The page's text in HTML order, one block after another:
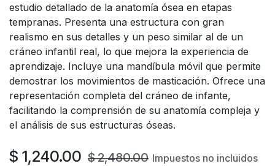
estudio detallado de la anatomía ósea en etapas
tempranas. Presenta una estructura con gran
realismo en sus detalles y un peso similar al de un
cráneo infantil real, lo que mejora la experiencia de
aprendizaje. Incluye una mandíbula móvil que permite
demostrar los movimientos de masticación. Ofrece una
representación completa del cráneo de infante,
facilitando la comprensión de su anatomía compleja y
el análisis de sus estructuras óseas.
$ 1,240.00 $2,480.00 Impuestos no incluidos